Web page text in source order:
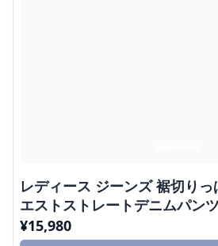
レディース ジーンズ 裾切り
エストストレートデニムパンツ
¥15,980